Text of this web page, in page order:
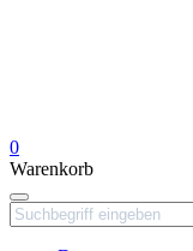
0
Warenkorb
Navigation